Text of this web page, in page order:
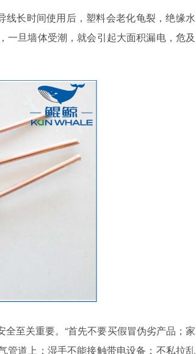
长时间使用后，塑料会老化龟裂，绝缘水
旦墙体受潮，就会引起大面积漏电，危及
至关重要。“首先不要买假冒伪劣产品；家
管道上；湿手不能接触带电设备；不私拉乱